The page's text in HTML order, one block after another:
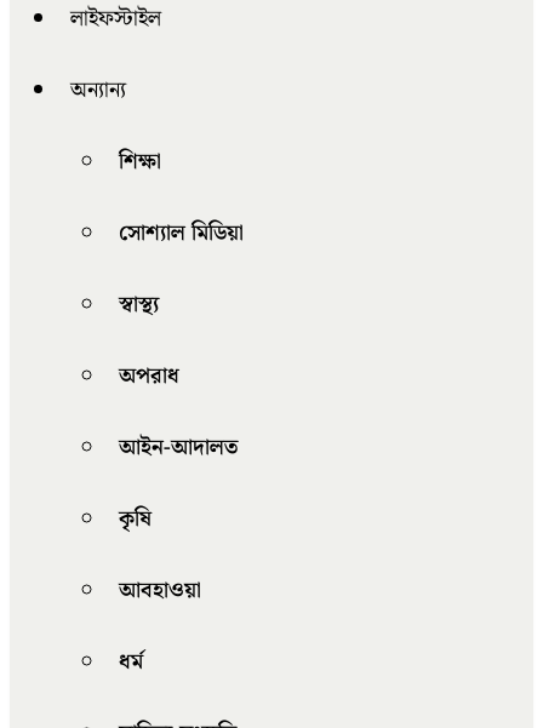
লাইফস্টাইল
অন্যান্য
শিক্ষা
সোশ্যাল মিডিয়া
স্বাস্থ্য
অপরাধ
আইন-আদালত
কৃষি
আবহাওয়া
ধর্ম